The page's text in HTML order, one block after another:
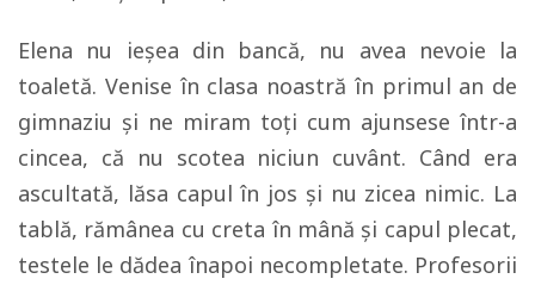
Elena nu ieşea din bancă, nu avea nevoie la
toaletă. Venise în clasa noastră în primul an de
gimnaziu şi ne miram toţi cum ajunsese într-a
cincea, că nu scotea niciun cuvânt. Când era
ascultată, lăsa capul în jos şi nu zicea nimic. La
tablă, rămânea cu creta în mână şi capul plecat,
testele le dădea înapoi necompletate. Profesorii